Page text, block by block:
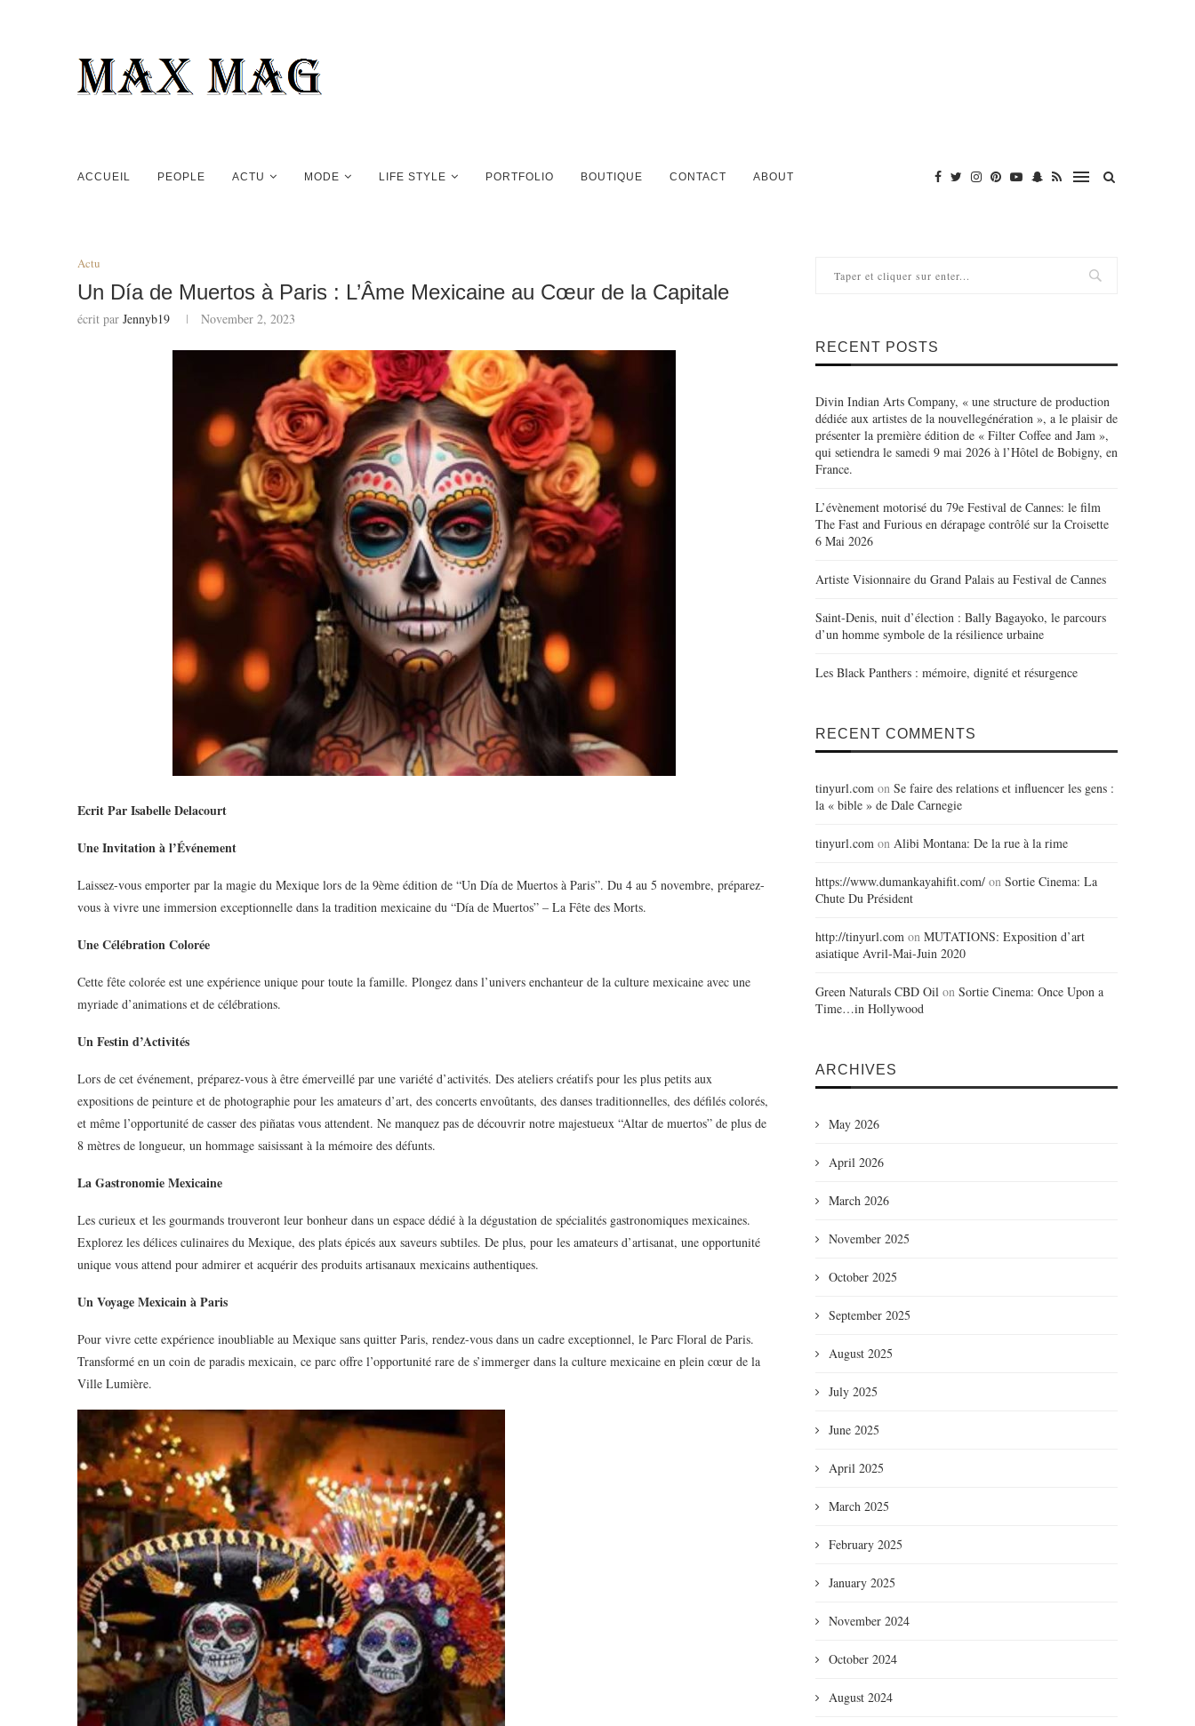
ACCUEIL PEOPLE ACTU MODE LIFE STYLE PORTFOLIO BOUTIQUE CONTACT ABOUT
Actu
Un Día de Muertos à Paris : L’Âme Mexicaine au Cœur de la Capitale
écrit par Jennyb19 November 2, 2023
Ecrit Par Isabelle Delacourt
Une Invitation à l’Événement
Laissez-vous emporter par la magie du Mexique lors de la 9ème édition de “Un Día de Muertos à Paris”. Du 4 au 5 novembre, préparez-
vous à vivre une immersion exceptionnelle dans la tradition mexicaine du “Día de Muertos” – La Fête des Morts.
Une Célébration Colorée
Cette fête colorée est une expérience unique pour toute la famille. Plongez dans l’univers enchanteur de la culture mexicaine avec une
myriade d’animations et de célébrations.
Un Festin d’Activités
Lors de cet événement, préparez-vous à être émerveillé par une variété d’activités. Des ateliers créatifs pour les plus petits aux
expositions de peinture et de photographie pour les amateurs d’art, des concerts envoûtants, des danses traditionnelles, des défilés colorés,
et même l’opportunité de casser des piñatas vous attendent. Ne manquez pas de découvrir notre majestueux “Altar de muertos” de plus de
8 mètres de longueur, un hommage saisissant à la mémoire des défunts.
La Gastronomie Mexicaine
Les curieux et les gourmands trouveront leur bonheur dans un espace dédié à la dégustation de spécialités gastronomiques mexicaines.
Explorez les délices culinaires du Mexique, des plats épicés aux saveurs subtiles. De plus, pour les amateurs d’artisanat, une opportunité
unique vous attend pour admirer et acquérir des produits artisanaux mexicains authentiques.
Un Voyage Mexicain à Paris
Pour vivre cette expérience inoubliable au Mexique sans quitter Paris, rendez-vous dans un cadre exceptionnel, le Parc Floral de Paris.
Transformé en un coin de paradis mexicain, ce parc offre l’opportunité rare de s’immerger dans la culture mexicaine en plein cœur de la
Ville Lumière.
RECENT POSTS
Divin Indian Arts Company, « une structure de production
dédiée aux artistes de la nouvellegénération », a le plaisir de
présenter la première édition de « Filter Coffee and Jam »,
qui setiendra le samedi 9 mai 2026 à l’Hôtel de Bobigny, en
France.
L’évènement motorisé du 79e Festival de Cannes: le film
The Fast and Furious en dérapage contrôlé sur la Croisette
6 Mai 2026
Artiste Visionnaire du Grand Palais au Festival de Cannes
Saint-Denis, nuit d’élection : Bally Bagayoko, le parcours
d’un homme symbole de la résilience urbaine
Les Black Panthers : mémoire, dignité et résurgence
RECENT COMMENTS
tinyurl.com on Se faire des relations et influencer les gens :
la « bible » de Dale Carnegie
tinyurl.com on Alibi Montana: De la rue à la rime
https://www.dumankayahifit.com/ on Sortie Cinema: La
Chute Du Président
http://tinyurl.com on MUTATIONS: Exposition d’art
asiatique Avril-Mai-Juin 2020
Green Naturals CBD Oil on Sortie Cinema: Once Upon a
Time…in Hollywood
ARCHIVES
May 2026
April 2026
March 2026
November 2025
October 2025
September 2025
August 2025
July 2025
June 2025
April 2025
March 2025
February 2025
January 2025
November 2024
October 2024
August 2024